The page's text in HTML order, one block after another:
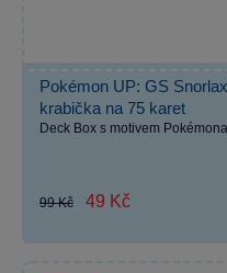
Pokémon UP: GS
krabička na 75 karet
Deck Box s motivem
99 Kč 49 Kč